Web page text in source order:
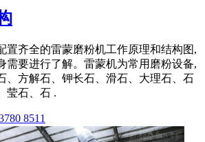
置齐全的雷蒙磨粉机工作原理和结构图,
需要进行了解。雷蒙机为常用磨粉设备,
、方解石、钾长石、滑石、大理石、石
莹石、石 .
8511